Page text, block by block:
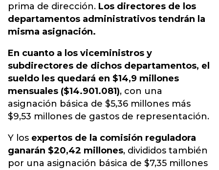
prima de dirección. Los directores de los
departamentos administrativos tendrán la
misma asignación.
En cuanto a los viceministros y
subdirectores de dichos departamentos, el
sueldo les quedará en $14,9 millones
mensuales ($14.901.081), con una
asignación básica de $5,36 millones más
$9,53 millones de gastos de representación.
Y los expertos de la comisión reguladora
ganarán $20,42 millones, divididos también
por una asignación básica de $7,35 millones